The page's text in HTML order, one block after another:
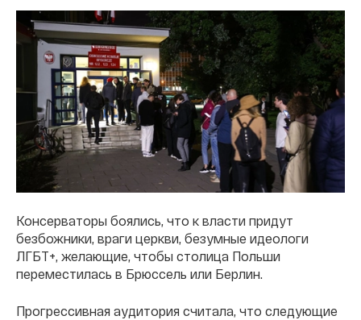
Консерваторы боялись, что к власти придут
безбожники, враги церкви, безумные идеологи
ЛГБТ+, желающие, чтобы столица Польши
переместилась в Брюссель или Берлин.
Прогрессивная аудитория считала, что следующие